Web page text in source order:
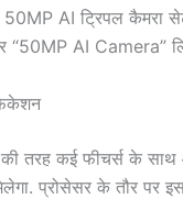
AI ट्रिपल कैमरा
“50MP AI Camera”
की तरह कई फीचर्स के
प्रोसेसर के तौर पर